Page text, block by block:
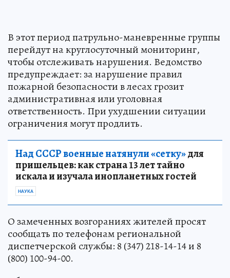
В этот период патрульно-маневренные группы
перейдут на круглосуточный мониторинг,
чтобы отслеживать нарушения. Ведомство
предупреждает: за нарушение правил
пожарной безопасности в лесах грозит
административная или уголовная
ответственность. При ухудшении ситуации
ограничения могут продлить.
Над СССР военные натянули «сетку»для
пришельцев: как страна 13 лет тайно
искала и изучала инопланетных гостей
НАУКА
О замеченных возгораниях жителей просят
сообщать по телефонам региональной
диспетчерской службы: 8 (347) 218-14-14 и 8
(800) 100-94-00.